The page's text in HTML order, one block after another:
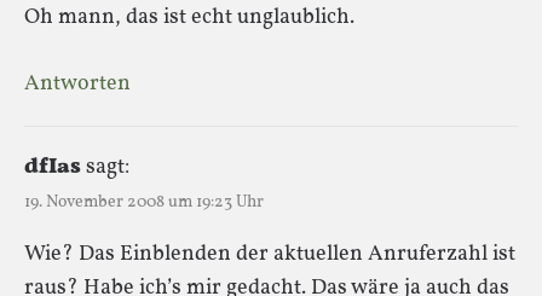
Oh mann, das ist echt unglaublich.
Antworten
dfIassagt:
19. November 2008 um 19:23 Uhr
Wie? Das Einblenden der aktuellen Anruferzahl ist
raus? Habe ich’s mir gedacht. Das wäre ja auch das